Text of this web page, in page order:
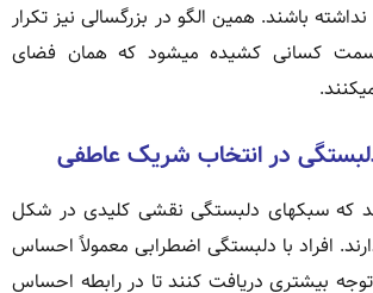
باشند. همین الگو در بزرگسالی نیز تکرار
کسانی کشیده میشود که همان فضای
در انتخاب شریک عاطفی
که سبکهای دلبستگی نقشی کلیدی در شکل
افراد با دلبستگی اضطرابی معمولاً احساس
توجه بیشتری دریافت کنند تا در رابطه احساس